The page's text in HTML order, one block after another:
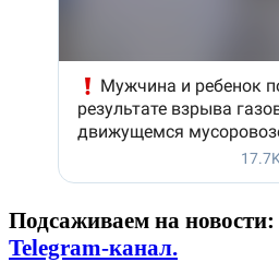
Подсаживаем на новости:
Telegram-канал.